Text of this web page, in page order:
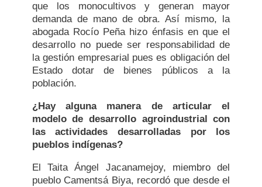
que los monocultivos y generan mayor
demanda de mano de obra. Así mismo, la
abogada Rocío Peña hizo énfasis en que el
desarrollo no puede ser responsabilidad de
la gestión empresarial pues es obligación del
Estado dotar de bienes públicos a la
población.
¿Hay alguna manera de articular el
modelo de desarrollo agroindustrial con
las actividades desarrolladas por los
pueblos indígenas?
El Taita Ángel Jacanamejoy, miembro del
pueblo Camentsá Biya, recordó que desde el